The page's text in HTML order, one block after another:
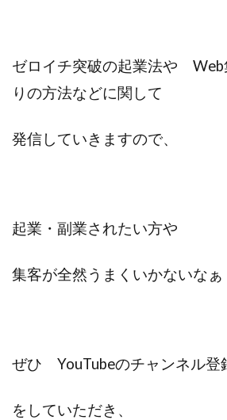
ゼロイチ突破の起業法や Web
りの方法などに関して
発信していきますので、
起業・副業されたい方や
集客が全然うまくいかないな
ぜひ YouTubeのチャンネル登
をしていただき、